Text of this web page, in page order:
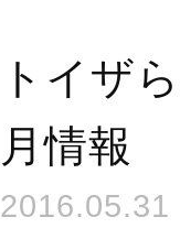
トイザ
月情報